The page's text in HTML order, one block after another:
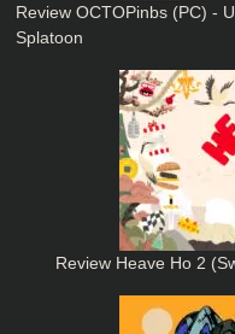
Review OCTOPinbs (PC) -
Splatoon
Review Heave Ho 2